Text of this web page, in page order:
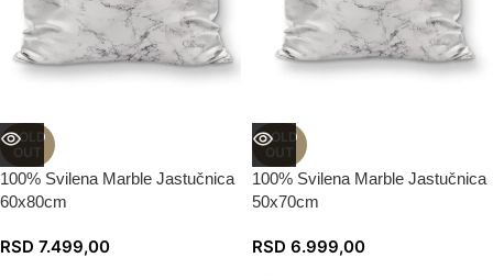
SOLD
OUT
100% Svilena Marble Jastučnica
60x80cm
RSD 7.499,00
SOLD
OUT
100% Svilena Marble Jastučnica
50x70cm
RSD 6.999,00